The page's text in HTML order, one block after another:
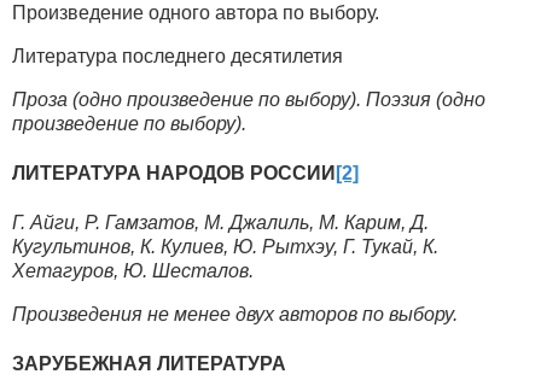
Произведение одного автора по выбору.
Литература последнего десятилетия
Проза (одно произведение по выбору). Поэзия (одно
произведение по выбору).
ЛИТЕРАТУРА НАРОДОВ РОССИИ [2]
Г. Айги, Р. Гамзатов, М. Джалиль, М. Карим, Д.
Кугультинов, К. Кулиев, Ю. Рытхэу, Г. Тукай, К.
Хетагуров, Ю. Шесталов.
Произведения не менее двух авторов по выбору.
ЗАРУБЕЖНАЯ ЛИТЕРАТУРА